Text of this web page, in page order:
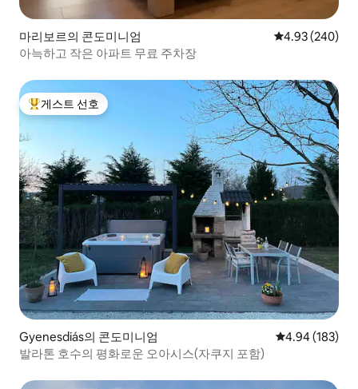
마리보르의 콘도미니엄 평점 4.93점(5
4.93 (240)
아늑하고 작은 아파트 무료 주차장
상위 게스트 선호
게스트 선호
Gyenesdiás의 콘도미니엄 평점 4.94점(5
4.94 (183)
발라톤 호수의 평화로운 오아시스(자쿠지 포함)